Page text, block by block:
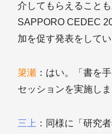
介してもらえること
SAPPORO CEDEC
加を促す発表をして
簗瀬 ：はい。「書を
セッションを実施しま
三上 ：同様に「研究